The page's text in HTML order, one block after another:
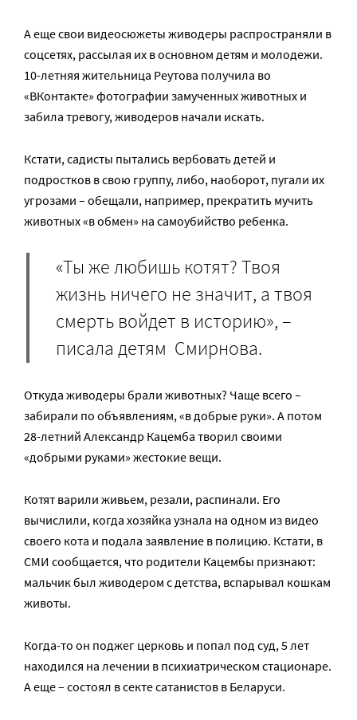
А еще свои видеосюжеты живодеры распространяли в
соцсетях, рассылая их в основном детям и молодежи.
10-летняя жительница Реутова получила во
«ВКонтакте» фотографии замученных животных и
забила тревогу, живодеров начали искать.
Кстати, садисты пытались вербовать детей и
подростков в свою группу, либо, наоборот, пугали их
угрозами – обещали, например, прекратить мучить
животных «в обмен» на самоубийство ребенка.
«Ты же любишь котят? Твоя
жизнь ничего не значит, а твоя
смерть войдет в историю», –
писала детям Смирнова.
Откуда живодеры брали животных? Чаще всего –
забирали по объявлениям, «в добрые руки». А потом
28-летний Александр Кацемба творил своими
«добрыми руками» жестокие вещи.
Котят варили живьем, резали, распинали. Его
вычислили, когда хозяйка узнала на одном из видео
своего кота и подала заявление в полицию. Кстати, в
СМИ сообщается, что родители Кацембы признают:
мальчик был живодером с детства, вспарывал кошкам
животы.
Когда-то он поджег церковь и попал под суд, 5 лет
находился на лечении в психиатрическом стационаре.
А еще – состоял в секте сатанистов в Беларуси.